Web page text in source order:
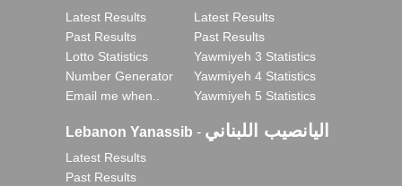
Latest Results
Past Results
Lotto Statistics
Number Generator
Email me when..
Latest Results
Past Results
Yawmiyeh 3 Statistics
Yawmiyeh 4 Statistics
Yawmiyeh 5 Statistics
Lebanon Yanassib - اليانصيب اللبناني
Latest Results
Past Results